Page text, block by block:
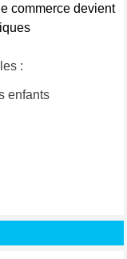
commerce devient
:
enfants